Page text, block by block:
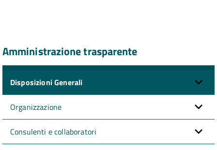
Amministrazione trasparente
Disposizioni Generali
Organizzazione
Consulenti e collaboratori